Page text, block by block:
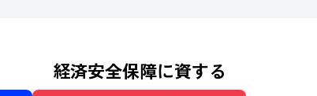
経済安全保障に資する